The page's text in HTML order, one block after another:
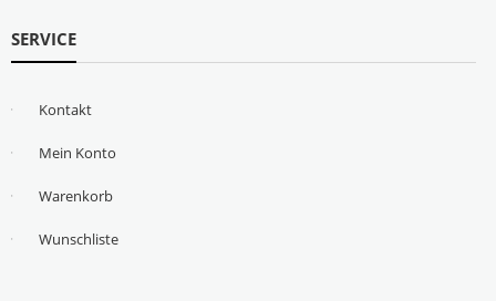
SERVICE
Kontakt
Mein Konto
Warenkorb
Wunschliste